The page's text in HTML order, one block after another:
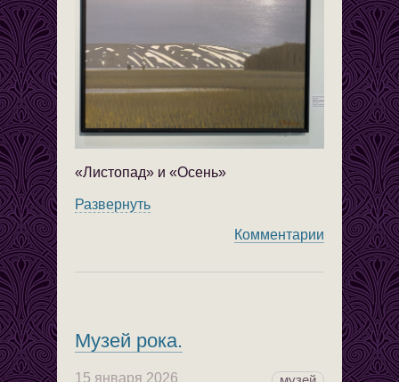
«Листопад» и «Осень»
Развернуть
Комментарии
Музей рока.
15 января 2026